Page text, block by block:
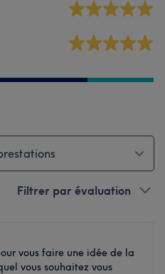
Filtrer par évaluation
vous faire une idée de la
vous souhaitez vous